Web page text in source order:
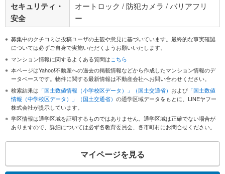
セキュリティ・
安全
オートロック / 防犯カメラ / バリアフリ
ー
募集中のクチコミは投稿ユーザの主観や意見に基づいています。最終的な事実確認
については必ずご自身で実施いただくようお願いいたします。
マンション情報に関するよくある質問はこちら
本ページはYahoo!不動産への過去の掲載情報などから作成したマンション情報のデ
ータベースです。物件に関する最新情報は不動産会社へお問い合わせください。
検索結果は 「国土数値情報（小学校区データ）」（国土交通省） および 「国土数値
情報（中学校区データ）」（国土交通省） の通学区域データをもとに、LINEヤフー
株式会社が提示しています。
学区情報は通学区域を証明するものではありません。通学区域は正確でない場合が
ありますので、詳細については必ず各教育委員会、各市町村にお問合せください。
マイページを見る